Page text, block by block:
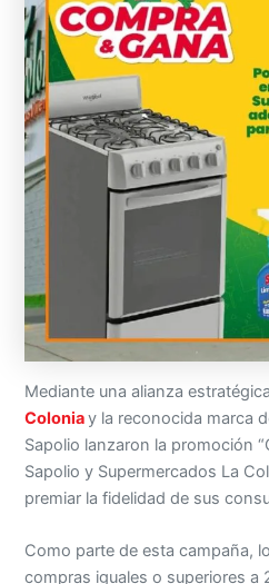
Mediante una alianza
Coloniay la reconocida marca
Sapolio lanzaron la promoción
Sapolio y Supermercados La
premiar la fidelidad de sus
Como parte de esta campaña,
compras iguales o superiores a